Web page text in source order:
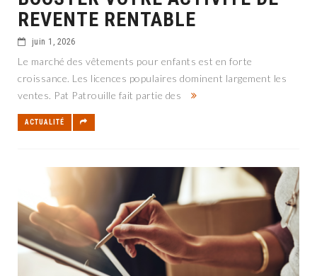
REVENTE RENTABLE
juin 1, 2026
Le marché des vêtements pour enfants est en forte
croissance. Les licences populaires dominent largement les
ventes. Pat Patrouille fait partie des
ACTUALITÉ